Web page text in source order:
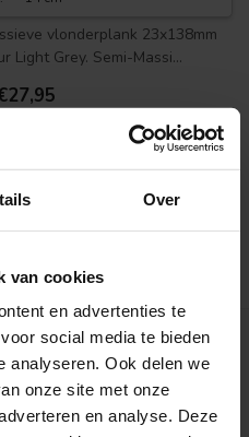
Over
van cookies
en advertenties te
social media te bieden
analyseren. Ook delen we
onze site met onze
en analyse. Deze
vlonderplank 23x138mm
Light Grey. Semi-Massi...
in webshop
product is op voorraad
Let op, de
is op dit moment
Massief
Vlonderplank
23x138mm